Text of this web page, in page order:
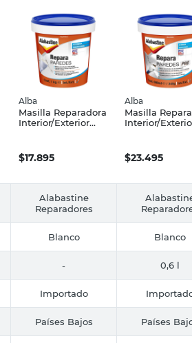
Alba
Masilla Reparadora
Interior/Exterior
$17.895
Alba
Masilla
Interior/
$23.495
Alabastine
Reparadores
Blanco Blanco
- 0,6 l
Importado
Países Bajos Países